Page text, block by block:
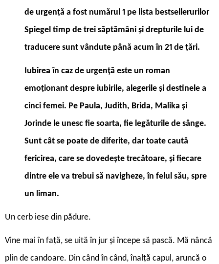
de urgență a fost numărul 1 pe lista bestsellerurilor
Spiegel timp de trei săptămâni şi drepturile lui de
traducere sunt vândute până acum în 21 de ţări.
Iubirea în caz de urgență este un roman
emoționant despre iubirile, alegerile și destinele a
cinci femei. Pe Paula, Judith, Brida, Malika și
Jorinde le unesc fie soarta, fie legăturile de sânge.
Sunt cât se poate de diferite, dar toate caută
fericirea, care se dovedește trecătoare, și fiecare
dintre ele va trebui să navigheze, în felul său, spre
un liman.
Un cerb iese din pădure.
Vine mai în față, se uită în jur și începe să pască. Mă nâncă
plin de candoare. Din când în când, înalță capul, aruncă o